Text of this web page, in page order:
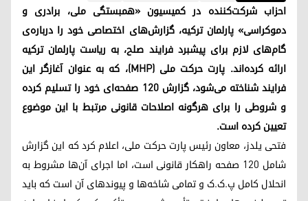
احزاب شرکت‌کننده در کمیسیون «همبستگی ملی، برادری و
دموکراسی» پارلمان ترکیه، گزارش‌های اختصاصی خود را درباره‌ی
گام‌های لازم برای پیشبرد فرایند صلح، به ریاست پارلمان ترکیه
ارائه کرده‌اند. پارت حرکت ملی (MHP)، که به عنوان آغازگر این
فرایند شناخته می‌شود، گزارش ۱۲۰ صفحه‌ای خود را تسلیم کرده
و شروطی را برای هرگونه اصلاحات قانونی مرتبط با این موضوع
تعیین کرده است.
فتحی یلدز، معاون رئیس پارت حرکت ملی، اعلام کرد که این گزارش
شامل ۱۲۰ صفحه راهکار قانونی است، اما اجرای آن‌ها مشروط به
انحلال کامل پ.ک.ک و تمامی شاخه‌ها و پیوندهای آن است که باید